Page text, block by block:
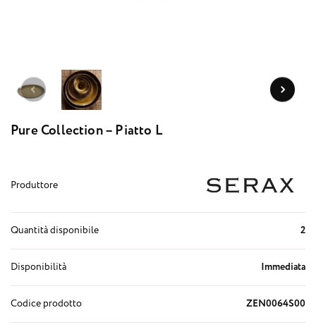
Pure Collection – Piatto L
Produttore
Quantità disponibile 2
Disponibilità Immediata
Codice prodotto ZEN0064S00